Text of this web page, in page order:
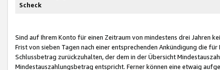
Scheck
Sind auf Ihrem Konto für einen Zeitraum von mindestens drei Jahren
Frist von sieben Tagen nach einer entsprechenden Ankündigung die
Schlussbetrag zurückzuhalten, der dem in der Übersicht
Mindestauszahlungsbetrag entspricht. Ferner können eine etwaig